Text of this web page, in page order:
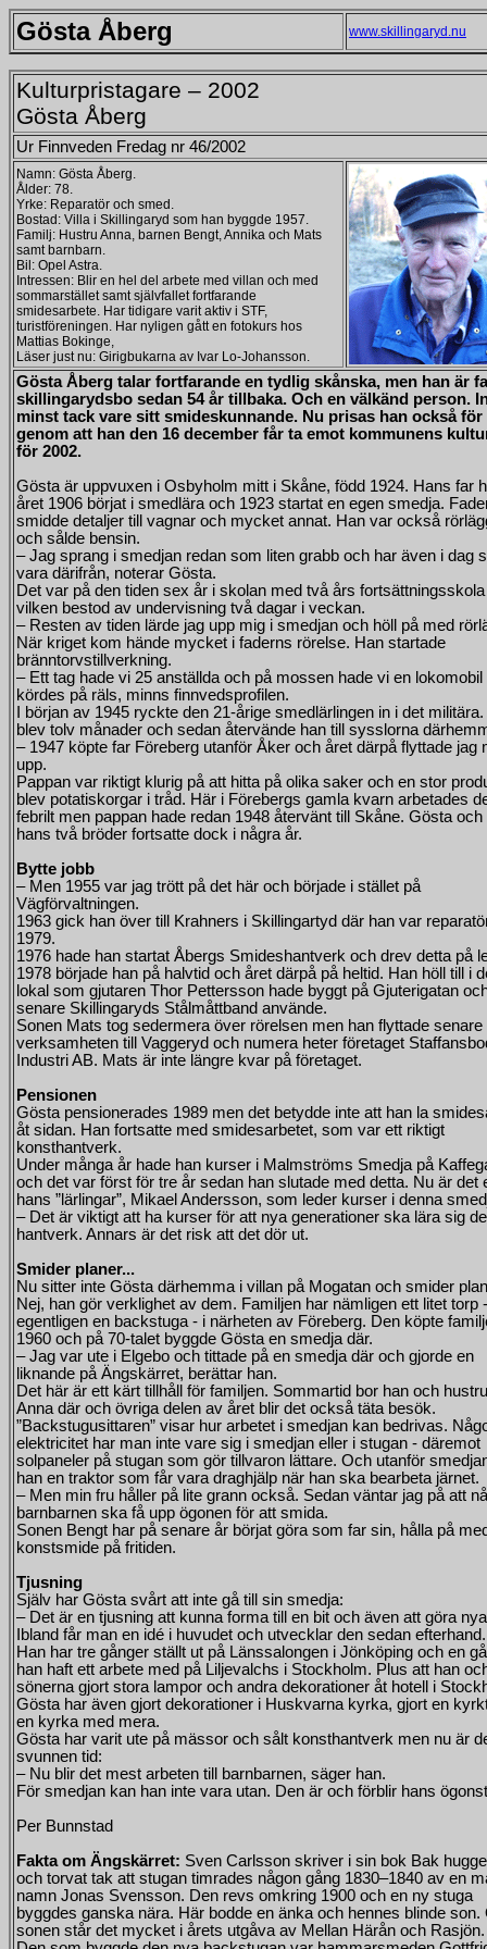
Gösta Åberg www.skillingaryd.nu
Kulturpristagare – 2002
Gösta Åberg
Ur Finnveden Fredag nr 46/2002
Namn: Gösta Åberg.
Ålder: 78.
Yrke: Reparatör och smed.
Bostad: Villa i Skillingaryd som han byggde 1957.
Familj: Hustru Anna, barnen Bengt, Annika och Mats
samt barnbarn.
Bil: Opel Astra.
Intressen: Blir en hel del arbete med villan och med
sommarstället samt självfallet fortfarande
smidesarbete. Har tidigare varit aktiv i STF,
turistföreningen. Har nyligen gått en fotokurs hos
Mattias Bokinge,
Läser just nu: Girigbukarna av Ivar Lo-Johansson.
Gösta Åberg talar fortfarande en tydlig skånska, men han är
skillingarydsbo sedan 54 år tillbaka. Och en välkänd person.
minst tack vare sitt smideskunnande. Nu prisas han också för
genom att han den 16 december får ta emot kommunens
för 2002.
Gösta är uppvuxen i Osbyholm mitt i Skåne, född 1924. Hans far
året 1906 börjat i smedlära och 1923 startat en egen smedja.
smidde detaljer till vagnar och mycket annat. Han var också
och sålde bensin.
– Jag sprang i smedjan redan som liten grabb och har även i dag
vara därifrån, noterar Gösta.
Det var på den tiden sex år i skolan med två års
vilken bestod av undervisning två dagar i veckan.
– Resten av tiden lärde jag upp mig i smedjan och höll på med
När kriget kom hände mycket i faderns rörelse. Han startade
bränntorvstillverkning.
– Ett tag hade vi 25 anställda och på mossen hade vi en
kördes på räls, minns finnvedsprofilen.
I början av 1945 ryckte den 21-årige smedlärlingen in i det
blev tolv månader och sedan återvände han till sysslorna
– 1947 köpte far Föreberg utanför Åker och året därpå flyttade jag
upp.
Pappan var riktigt klurig på att hitta på olika saker och en stor
blev potatiskorgar i tråd. Här i Förebergs gamla kvarn arbetades
febrilt men pappan hade redan 1948 återvänt till Skåne. Gösta och
hans två bröder fortsatte dock i några år.
Bytte jobb
– Men 1955 var jag trött på det här och började i stället på
Vägförvaltningen.
1963 gick han över till Krahners i Skillingartyd där han var
1979.
1976 hade han startat Åbergs Smideshantverk och drev detta på
1978 började han på halvtid och året därpå på heltid. Han höll till i
lokal som gjutaren Thor Pettersson hade byggt på Gjuterigatan
senare Skillingaryds Stålmåttband använde.
Sonen Mats tog sedermera över rörelsen men han flyttade senare
verksamheten till Vaggeryd och numera heter företaget
Industri AB. Mats är inte längre kvar på företaget.
Pensionen
Gösta pensionerades 1989 men det betydde inte att han la
åt sidan. Han fortsatte med smidesarbetet, som var ett riktigt
konsthantverk.
Under många år hade han kurser i Malmströms Smedja på
och det var först för tre år sedan han slutade med detta. Nu är det
hans ”lärlingar”, Mikael Andersson, som leder kurser i denna
– Det är viktigt att ha kurser för att nya generationer ska lära sig
hantverk. Annars är det risk att det dör ut.
Smider planer...
Nu sitter inte Gösta därhemma i villan på Mogatan och smider
Nej, han gör verklighet av dem. Familjen har nämligen ett litet torp -
egentligen en backstuga - i närheten av Föreberg. Den köpte
1960 och på 70-talet byggde Gösta en smedja där.
– Jag var ute i Elgebo och tittade på en smedja där och gjorde en
liknande på Ängskärret, berättar han.
Det här är ett kärt tillhåll för familjen. Sommartid bor han och
Anna där och övriga delen av året blir det också täta besök.
”Backstugusittaren” visar hur arbetet i smedjan kan bedrivas.
elektricitet har man inte vare sig i smedjan eller i stugan - däremot
solpaneler på stugan som gör tillvaron lättare. Och utanför
han en traktor som får vara draghjälp när han ska bearbeta järnet.
– Men min fru håller på lite grann också. Sedan väntar jag på att
barnbarnen ska få upp ögonen för att smida.
Sonen Bengt har på senare år börjat göra som far sin, hålla på
konstsmide på fritiden.
Tjusning
Själv har Gösta svårt att inte gå till sin smedja:
– Det är en tjusning att kunna forma till en bit och även att göra
Ibland får man en idé i huvudet och utvecklar den sedan efterhand.
Han har tre gånger ställt ut på Länssalongen i Jönköping och en
han haft ett arbete med på Liljevalchs i Stockholm. Plus att han
sönerna gjort stora lampor och andra dekorationer åt hotell i
Gösta har även gjort dekorationer i Huskvarna kyrka, gjort en
en kyrka med mera.
Gösta har varit ute på mässor och sålt konsthantverk men nu är
svunnen tid:
– Nu blir det mest arbeten till barnbarnen, säger han.
För smedjan kan han inte vara utan. Den är och förblir hans
Per Bunnstad
Fakta om Ängskärret: Sven Carlsson skriver i sin bok Bak
och torvat tak att stugan timrades någon gång 1830–1840 av en
namn Jonas Svensson. Den revs omkring 1900 och en ny stuga
byggdes ganska nära. Här bodde en änka och hennes blinde son.
sonen står det mycket i årets utgåva av Mellan Härån och Rasjön.